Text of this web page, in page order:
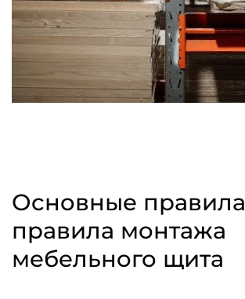
Основные правила
правила монтажа
мебельного щита